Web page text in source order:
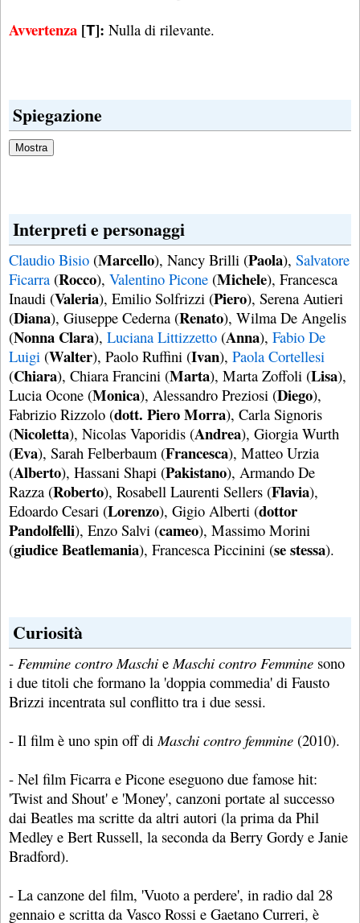
Avvertenza [T]: Nulla di rilevante.
Spiegazione
Interpreti e personaggi
Claudio Bisio (Marcello), Nancy Brilli (Paola), Salvatore
Ficarra (Rocco), Valentino Picone (Michele), Francesca
Inaudi (Valeria), Emilio Solfrizzi (Piero), Serena Autieri
(Diana), Giuseppe Cederna (Renato), Wilma De Angelis
(Nonna Clara), Luciana Littizzetto (Anna), Fabio De
Luigi (Walter), Paolo Ruffini (Ivan), Paola Cortellesi
(Chiara), Chiara Francini (Marta), Marta Zoffoli (Lisa),
Lucia Ocone (Monica), Alessandro Preziosi (Diego),
Fabrizio Rizzolo (dott. Piero Morra), Carla Signoris
(Nicoletta), Nicolas Vaporidis (Andrea), Giorgia Wurth
(Eva), Sarah Felberbaum (Francesca), Matteo Urzia
(Alberto), Hassani Shapi (Pakistano), Armando De
Razza (Roberto), Rosabell Laurenti Sellers (Flavia),
Edoardo Cesari (Lorenzo), Gigio Alberti (dottor
Pandolfelli), Enzo Salvi (cameo), Massimo Morini
(giudice Beatlemania), Francesca Piccinini (se stessa).
Curiosità
- Femmine contro Maschi eMaschi contro Femmine sono
i due titoli che formano la 'doppia commedia' di Fausto
Brizzi incentrata sul conflitto tra i due sessi.
- Il film è uno spin off diMaschi contro femmine (2010).
- Nel film Ficarra e Picone eseguono due famose hit:
'Twist and Shout' e 'Money', canzoni portate al successo
dai Beatles ma scritte da altri autori (la prima da Phil
Medley e Bert Russell, la seconda da Berry Gordy e Janie
Bradford).
- La canzone del film, 'Vuoto a perdere', in radio dal 28
gennaio e scritta da Vasco Rossi e Gaetano Curreri, è